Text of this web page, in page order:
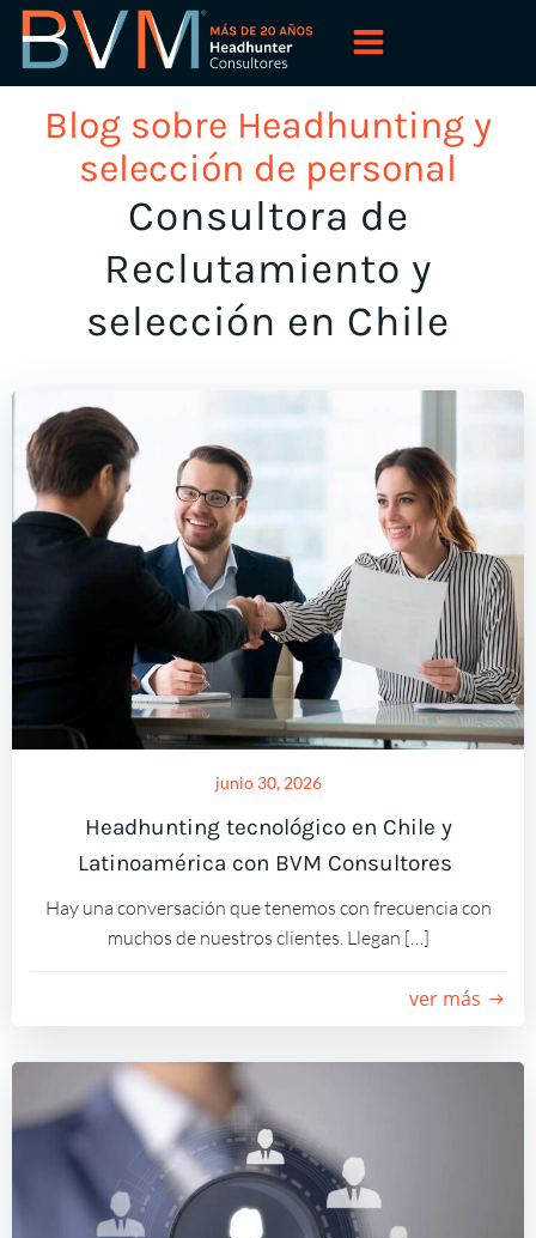
al
contenido
Blog sobre Headhunting y
selección de personal
Consultora de
Reclutamiento y
selección en Chile
junio 30, 2026
Headhunting tecnológico en Chile y
Latinoamérica con BVM Consultores
Hay una conversación que tenemos con frecuencia con
muchos de nuestros clientes. Llegan […]
ver más